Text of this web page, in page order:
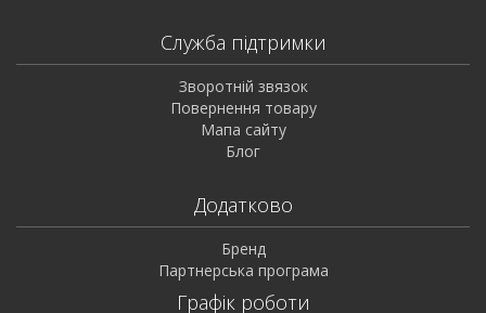
Служба підтримки
Зворотній звязок
Повернення товару
Мапа сайту
Блог
Додатково
Бренд
Партнерська програма
Графік роботи